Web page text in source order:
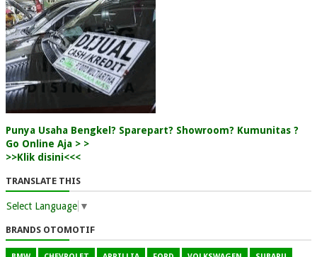
Punya Usaha Bengkel? Sparepart? Showroom? Kumunitas ?
Go Online Aja > >
>>Klik disini<<<
TRANSLATE THIS
Select Language ▼
BRANDS OTOMOTIF